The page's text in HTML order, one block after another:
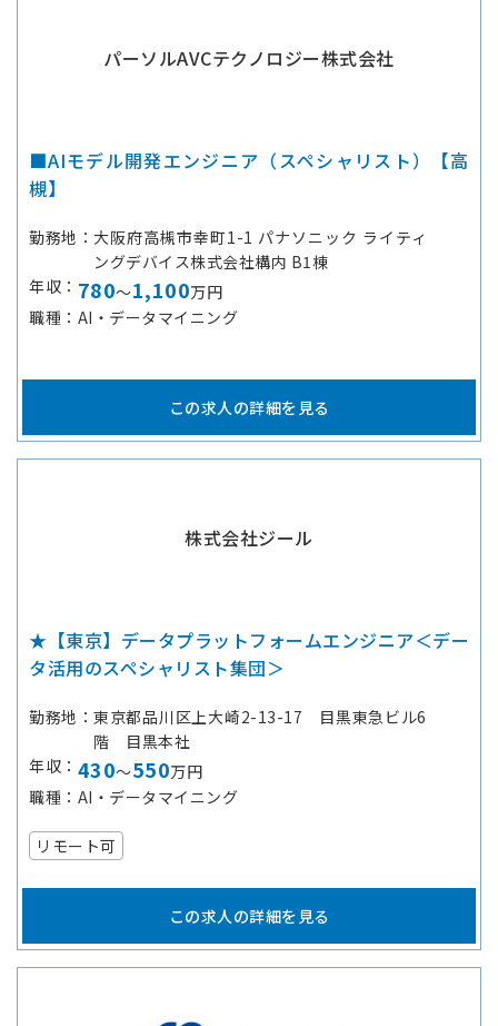
パーソルAVCテクノロジー株式会社
■AIモデル開発エンジニア（スペシャリスト）【高
槻】
勤務地
大阪府高槻市幸町1-1 パナソニック ライティ
ングデバイス株式会社構内 B1棟
年収
780～1,100万円
職種
AI・データマイニング
この求人の詳細を見る
株式会社ジール
★【東京】データプラットフォームエンジニア＜デー
タ活用のスペシャリスト集団＞
勤務地
東京都品川区上大崎2-13-17 目黒東急ビル6
階 目黒本社
年収
430～550万円
職種
AI・データマイニング
リモート可
この求人の詳細を見る